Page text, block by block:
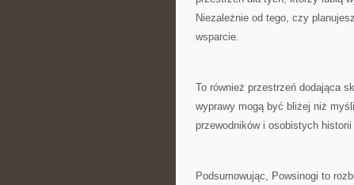
Niezależnie od tego, czy
wsparcie.
To również przestrzeń dodająca
wyprawy mogą być bliżej niż
przewodników i osobistych historii
Podsumowując, Powsinogi to